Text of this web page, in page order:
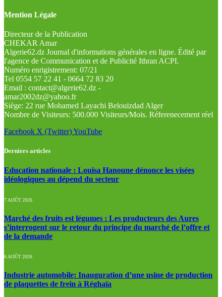
Mention Légale
Directeur de la Publication
CHEKAR Amar
Algerie62.dz Journal d'informations générales en ligne. Édité par
l'agence de Communication et de Publicité Ithran ACPI.
Numéro enrigistrement: 07/21
Tel 0554 57 22 41 - 0664 72 83 20
Email : contact@algerie62.dz -
amar2002dz@yahoo.fr
Siège: 22 rue Mohamed Layachi Belouizdad Alger
Nombre de Visiteurs: 500.000 Visiteurs/Mois. Réferenecement réel
Facebook X (Twitter)YouTube
Derniers articles
Education nationale : Louisa Hanoune dénonce les visées
idéologiques au dépend du secteur
7 AOÛT 2026
Marché des fruits est légumes : Les producteurs des Aures
s’interrogent sur le retour du principe du marché de l’offre et
de la demande
6 AOÛT 2026
Industrie automobile: Inauguration d’une usine de production
de plaquettes de frein à Réghaïa